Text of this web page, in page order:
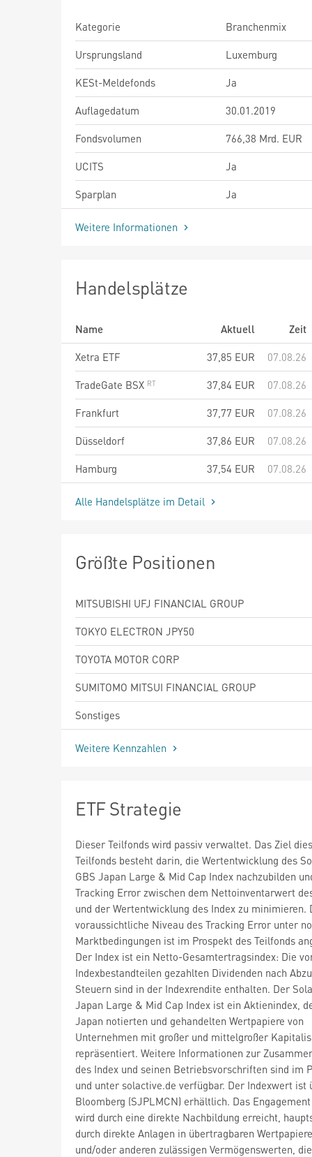
Kategorie
Branchenmix
Ursprungsland
Luxemburg
KESt-Meldefonds
Ja
Auflagedatum
30.01.2019
Fondsvolumen
766,38 Mrd. EUR
UCITS
Ja
Sparplan
Ja
Weitere Informationen
Handelsplätze
Name Aktuell
Zeit
Xetra ETF
37,85 EUR
07.08.26
TradeGate BSX
37,84 EUR
07.08.26
Frankfurt
37,77 EUR
07.08.26
Düsseldorf
37,86 EUR
07.08.26
Hamburg
37,54 EUR 07.08.26
Alle Handelsplätze im Detail
Größte Positionen
MITSUBISHI UFJ FINANCIAL GROUP
TOKYO ELECTRON JPY50
TOYOTA MOTOR CORP
SUMITOMO MITSUI FINANCIAL GROUP
Sonstiges
Weitere Kennzahlen
ETF Strategie
Dieser Teilfonds wird passiv verwaltet. Das Ziel
Teilfonds besteht darin, die Wertentwicklung des
GBS Japan Large & Mid Cap Index nachzubilden
Tracking Error zwischen dem Nettoinventarwert
und der Wertentwicklung des Index zu minimieren.
voraussichtliche Niveau des Tracking Error unter
Marktbedingungen ist im Prospekt des Teilfonds
Der Index ist ein Netto-Gesamtertragsindex: Die
Indexbestandteilen gezahlten Dividenden nach
Steuern sind in der Indexrendite enthalten. Der
Japan Large & Mid Cap Index ist ein Aktienindex,
Japan notierten und gehandelten Wertpapiere von
Unternehmen mit großer und mittelgroßer
repräsentiert. Weitere Informationen zur
des Index und seinen Betriebsvorschriften sind im
und unter solactive.de verfügbar. Der Indexwert ist
Bloomberg (SJPLMCN) erhältlich. Das
wird durch eine direkte Nachbildung erreicht,
durch direkte Anlagen in übertragbaren
und/oder anderen zulässigen Vermögenswerten,